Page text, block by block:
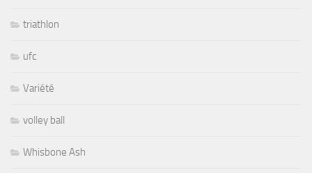
triathlon
ufc
Variété
volley ball
Whisbone Ash